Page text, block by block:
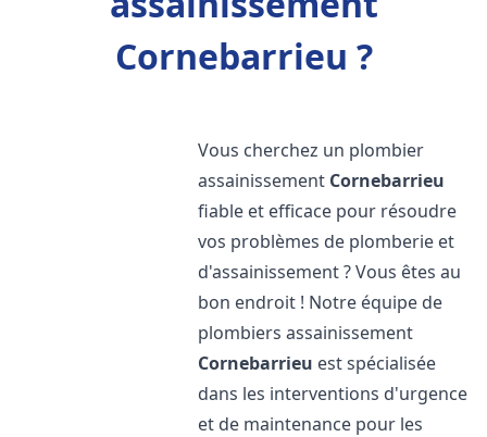
Cornebarrieu ?
Vous cherchez un plombier
assainissement Cornebarrieu
fiable et efficace pour résoudre
vos problèmes de plomberie et
d'assainissement ? Vous êtes au
bon endroit ! Notre équipe de
plombiers assainissement
Cornebarrieu est spécialisée
dans les interventions d'urgence
et de maintenance pour les